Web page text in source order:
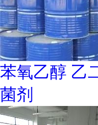
苯氧乙醇 乙
菌剂